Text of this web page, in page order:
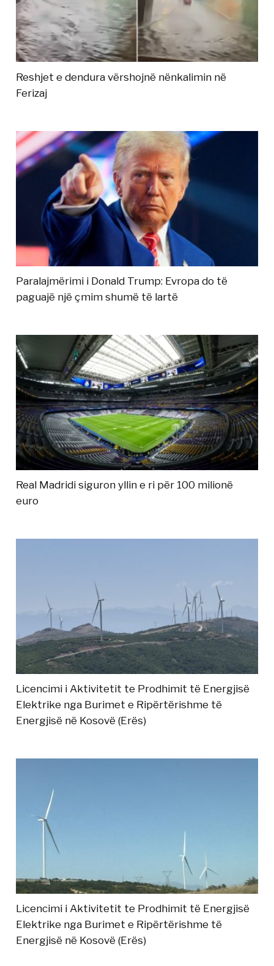
Reshjet e dendura vërshojnë nënkalimin në
Ferizaj
Paralajmërimi i Donald Trump: Evropa do të
paguajë një çmim shumë të lartë
Real Madridi siguron yllin e ri për 100 milionë
euro
Licencimi i Aktivitetit te Prodhimit të Energjisë
Elektrike nga Burimet e Ripërtërishme të
Energjisë në Kosovë (Erës)
Licencimi i Aktivitetit te Prodhimit të Energjisë
Elektrike nga Burimet e Ripërtërishme të
Energjisë në Kosovë (Erës)